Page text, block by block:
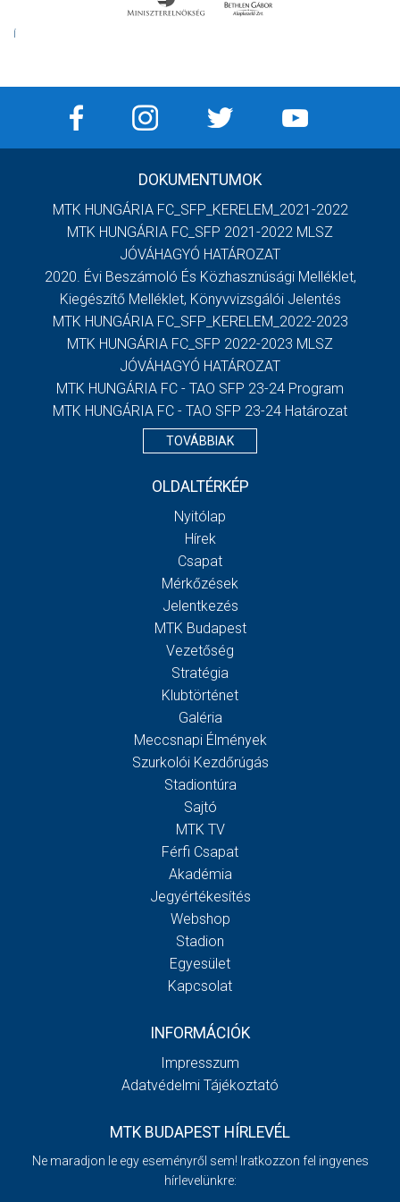
DOKUMENTUMOK
MTK HUNGÁRIA FC_SFP_KERELEM_2021-2022
MTK HUNGÁRIA FC_SFP 2021-2022 MLSZ
JÓVÁHAGYÓ HATÁROZAT
2020. Évi Beszámoló És Közhasznúsági Melléklet,
Kiegészítő Melléklet, Könyvvizsgálói Jelentés
MTK HUNGÁRIA FC_SFP_KERELEM_2022-2023
MTK HUNGÁRIA FC_SFP 2022-2023 MLSZ
JÓVÁHAGYÓ HATÁROZAT
MTK HUNGÁRIA FC - TAO SFP 23-24 Program
MTK HUNGÁRIA FC - TAO SFP 23-24 Határozat
TOVÁBBIAK
OLDALTÉRKÉP
Nyitólap
Hírek
Csapat
Mérkőzések
Jelentkezés
MTK Budapest
Vezetőség
Stratégia
Klubtörténet
Galéria
Meccsnapi Élmények
Szurkolói Kezdőrúgás
Stadiontúra
Sajtó
MTK TV
Férfi Csapat
Akadémia
Jegyértékesítés
Webshop
Stadion
Egyesület
Kapcsolat
INFORMÁCIÓK
Impresszum
Adatvédelmi Tájékoztató
MTK BUDAPEST HÍRLEVÉL
Ne maradjon le egy eseményről sem! Iratkozzon fel ingyenes
hírlevelünkre: